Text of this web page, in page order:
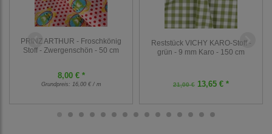
PRINZ ARTHUR - Froschkönig
Stoff - Zwergenschön - 50 cm
8,00 € *
Grundpreis: 16,00 € / m
Reststück VICHY KARO-Stoff -
grün - 9 mm Karo - 150 cm
21,00 € 13,65 € *